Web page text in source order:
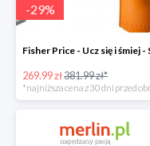
-29%
269.99 zł381.99 zł*